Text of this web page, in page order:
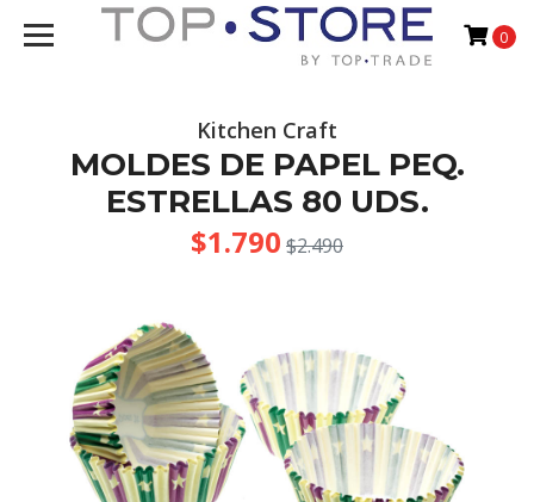
0
Kitchen Craft
MOLDES DE PAPEL PEQ.
ESTRELLAS 80 UDS.
$1.790 $2.490